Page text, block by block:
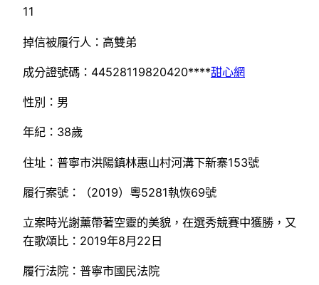
11
掉信被履行人：高雙弟
成分證號碼：44528119820420****甜心網
性別：男
年紀：38歲
住址：普寧市洪陽鎮林惠山村河溝下新寨153號
履行案號：（2019）粵5281執恢69號
立案時光謝薰帶著空靈的美貌，在選秀競賽中獲勝，又
在歌頌比：2019年8月22日
履行法院：普寧市國民法院